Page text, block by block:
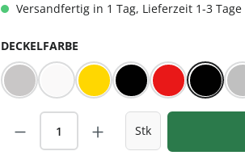
Versandfertig in 1 Tag, Lieferzeit 1-3 Tage
DECKELFARBE
BLUESEAL Silber
BLUESEAL Weiß
Gold Orbit™ schwarz
Rot/WeißSchwarz
Produkt Anzahl: Gib den
Stk